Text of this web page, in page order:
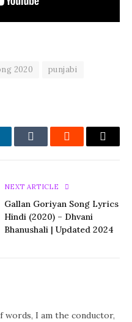
2020
punjabi
Tumblr Reddit Email
NEXT ARTICLE
Gallan Goriyan Song Lyrics
Hindi (2020) – Dhvani
Bhanushali | Updated 2024
words, I am the conductor,